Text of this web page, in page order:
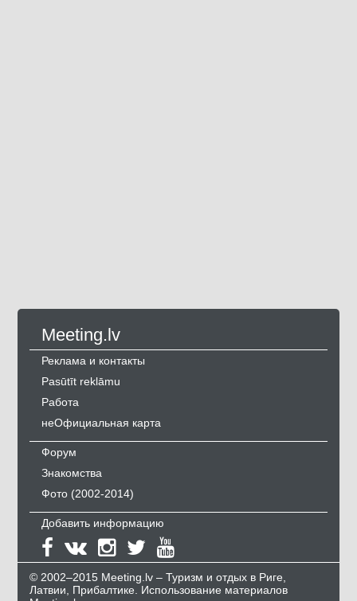
Meeting.lv
Реклама и контакты
Pasūtīt reklāmu
Работа
неОфициальная карта
Форум
Знакомства
Фото (2002-2014)
Добавить информацию
© 2002–2015 Meeting.lv – Туризм и отдых в Риге,
Латвии, Прибалтике. Использование материалов